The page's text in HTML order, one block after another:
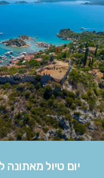
יום טיול מאתונה